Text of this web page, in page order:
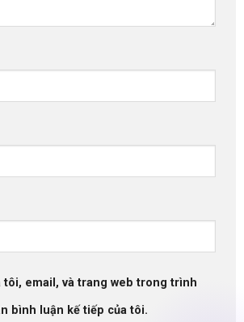
tôi, email, và trang web trong trình
bình luận kế tiếp của tôi.